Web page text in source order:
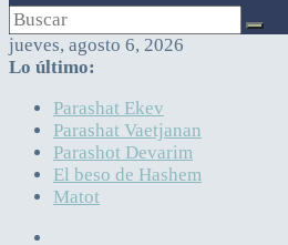
jueves, agosto 6, 2026
Lo último:
Parashat Ekev
Parashat Vaetjanan
Parashot Devarim
El beso de Hashem
Matot